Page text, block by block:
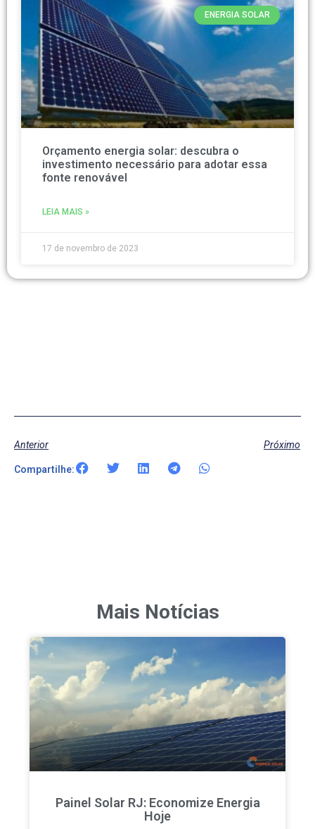
ENERGIA SOLAR
Orçamento energia solar: descubra o
investimento necessário para adotar essa
fonte renovável
LEIA MAIS »
17 de novembro de 2023
Anterior Próximo
Compartilhe:
Mais Notícias
Painel Solar RJ: Economize Energia
Hoje